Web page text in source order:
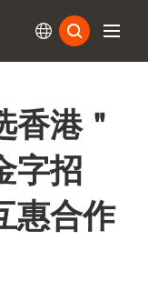
香港＂
字招
惠合作